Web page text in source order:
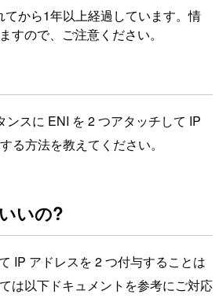
てから1年以上経過しています。情
すので、ご注意ください。
スに ENI を 2 つアタッチして IP
る方法を教えてください。
いの?
IP アドレスを 2 つ付与することは
は以下ドキュメントを参考にご対応